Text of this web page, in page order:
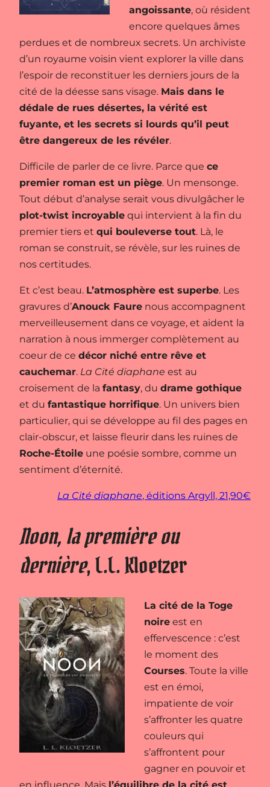
angoissante, où résident
encore quelques âmes
perdues et de nombreux secrets. Un archiviste
d’un royaume voisin vient explorer la ville dans
l’espoir de reconstituer les derniers jours de la
cité de la déesse sans visage. Mais dans le
dédale de rues désertes, la vérité est
fuyante, et les secrets si lourds qu’il peut
être dangereux de les révéler.
Difficile de parler de ce livre. Parce que ce
premier roman est un piège. Un mensonge.
Tout début d’analyse serait vous divulgâcher le
plot-twist incroyable qui intervient à la fin du
premier tiers et qui bouleverse tout. Là, le
roman se construit, se révèle, sur les ruines de
nos certitudes.
Et c’est beau. L’atmosphère est superbe. Les
gravures d’Anouck Faure nous accompagnent
merveilleusement dans ce voyage, et aident la
narration à nous immerger complètement au
coeur de ce décor niché entre rêve et
cauchemar. La Cité diaphane est au
croisement de la fantasy, du drame gothique
et du fantastique horrifique. Un univers bien
particulier, qui se développe au fil des pages en
clair-obscur, et laisse fleurir dans les ruines de
Roche-Étoile une poésie sombre, comme un
sentiment d’éternité.
La Cité diaphane, éditions Argyll, 21,90€
Noon, la première ou
dernière, L.L. Kloetzer
La cité de la Toge
noire est en
effervescence : c’est
le moment des
Courses. Toute la ville
est en émoi,
impatiente de voir
s’affronter les quatre
couleurs qui
s’affrontent pour
gagner en pouvoir et